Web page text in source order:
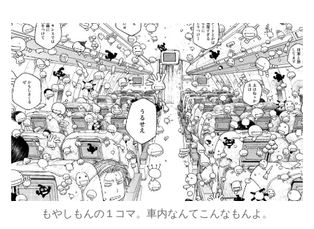
もやしもんの１コマ。車内なんてこんなもんよ。